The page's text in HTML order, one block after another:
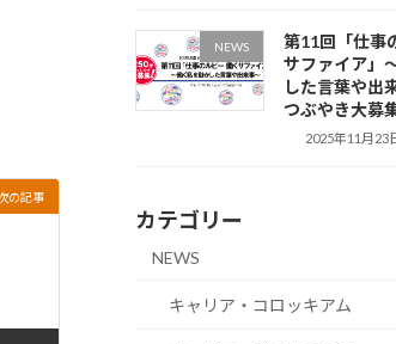
の記事
NEWS
第11回「仕事
サファイア」
した言葉や出
つぶやき大募
2025年11月23
カテゴリー
NEWS
キャリア・コロッキアム